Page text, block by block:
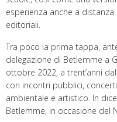
esperienza anche a
editoriali.
Tra poco la prima tappa,
delegazione di Betlemme a
ottobre 2022, a trent’anni
con incontri pubblici,
ambientale e artistico. In
Betlemme, in occasione del